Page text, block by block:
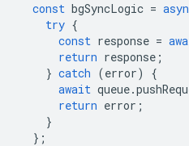
const bgSyncLogic =
try {
const response =
return response ;
} catch (error)
{
await queue.
return error ;
}
};